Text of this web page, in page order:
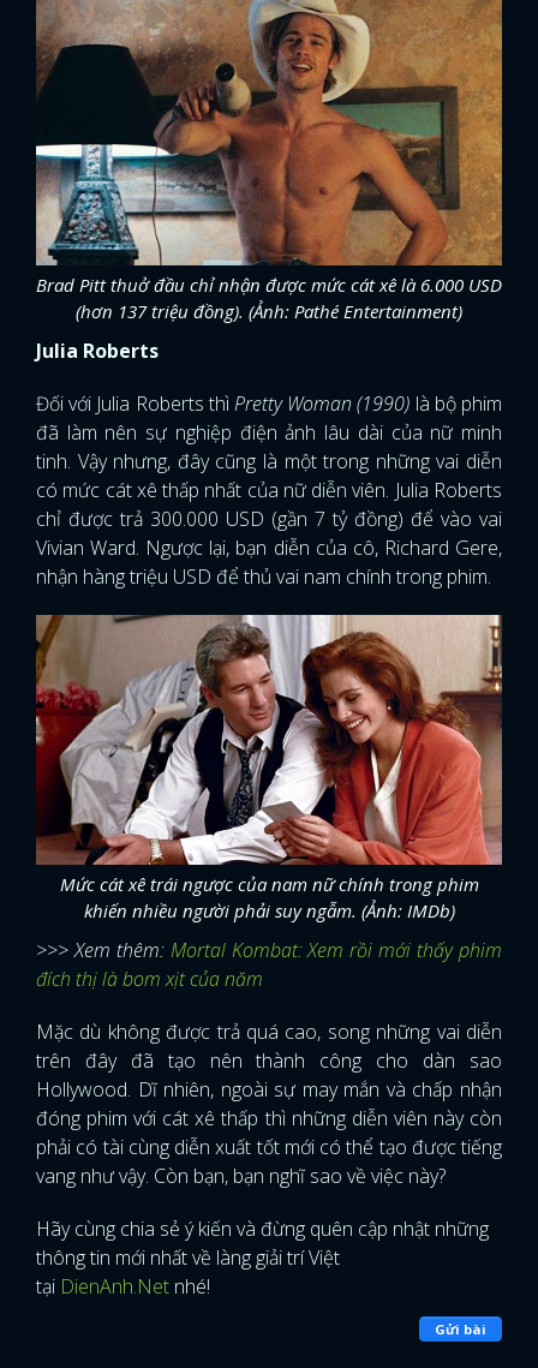
Brad Pitt thuở đầu chỉ nhận được mức cát xê là 6.000 USD
(hơn 137 triệu đồng). (Ảnh: Pathé Entertainment)
Julia Roberts
Đối với Julia Roberts thìPretty Woman (1990) là bộ phim
đã làm nên sự nghiệp điện ảnh lâu dài của nữ minh
tinh. Vậy nhưng, đây cũng là một trong những vai diễn
có mức cát xê thấp nhất của nữ diễn viên. Julia Roberts
chỉ được trả 300.000 USD (gần 7 tỷ đồng) để vào vai
Vivian Ward. Ngược lại, bạn diễn của cô, Richard Gere,
nhận hàng triệu USD để thủ vai nam chính trong phim.
Mức cát xê trái ngược của nam nữ chính trong phim
khiến nhiều người phải suy ngẫm. (Ảnh: IMDb)
>>> Xem thêm: Mortal Kombat: Xem rồi mới thấy phim
đích thị là bom xịt của năm
Mặc dù không được trả quá cao, song những vai diễn
trên đây đã tạo nên thành công cho dàn sao
Hollywood. Dĩ nhiên, ngoài sự may mắn và chấp nhận
đóng phim với cát xê thấp thì những diễn viên này còn
phải có tài cùng diễn xuất tốt mới có thể tạo được tiếng
vang như vậy. Còn bạn, bạn nghĩ sao về việc này?
Hãy cùng chia sẻ ý kiến và đừng quên cập nhật những
thông tin mới nhất về làng giải trí Việt
tại DienAnh.Net nhé!
Gửi bài